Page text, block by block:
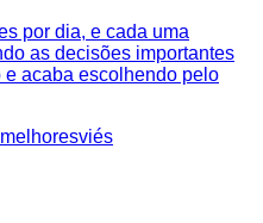
por dia, e cada uma
as decisões importantes
acaba escolhendo pelo
viés